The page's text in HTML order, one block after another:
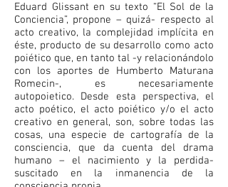
Eduard Glissant en su texto “El Sol de la
Conciencia”, propone – quizá- respecto al
acto creativo, la complejidad implícita en
éste, producto de su desarrollo como acto
poiético que, en tanto tal -y relacionándolo
con los aportes de Humberto Maturana
Romecin-, es necesariamente
autopoietico. Desde esta perspectiva, el
acto poético, el acto poiético y/o el acto
creativo en general, son, sobre todas las
cosas, una especie de cartografía de la
consciencia, que da cuenta del drama
humano – el nacimiento y la perdida-
suscitado en la inmanencia de la